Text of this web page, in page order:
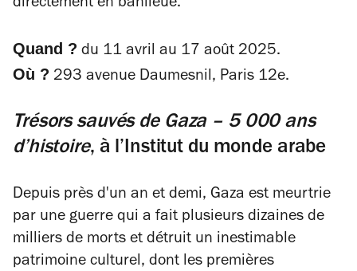
directement en banlieue.
Quand ? du 11 avril au 17 août 2025.
Où ? 293 avenue Daumesnil, Paris 12e.
Trésors sauvés de Gaza – 5 000 ans
d’histoire, à l’Institut du monde arabe
Depuis près d'un an et demi, Gaza est meurtrie
par une guerre qui a fait plusieurs dizaines de
milliers de morts et détruit un inestimable
patrimoine culturel, dont les premières